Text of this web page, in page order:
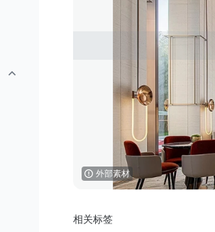
外部素材
相关标签